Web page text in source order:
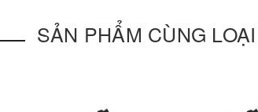
SẢN PHẨM CÙNG LOẠI